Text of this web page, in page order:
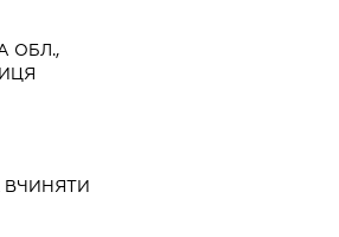
ОБЛ.,
ВЧИНЯТИ